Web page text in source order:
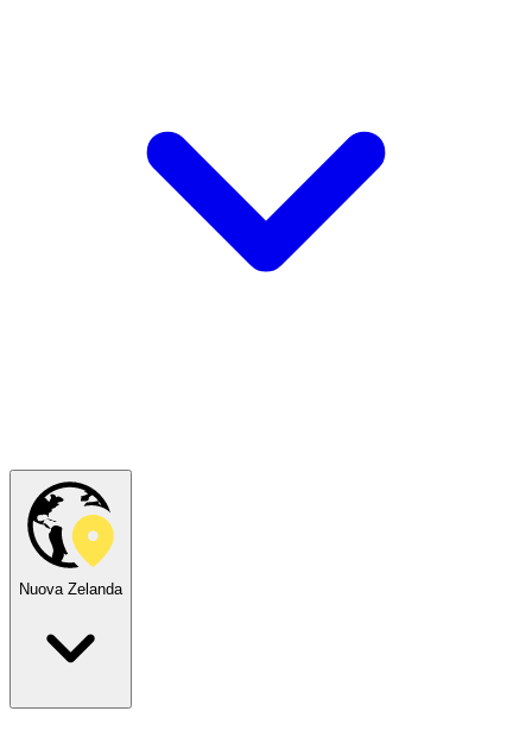
Nuova Zelanda